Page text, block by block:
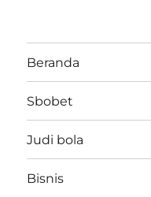
Beranda
Sbobet
Judi bola
Bisnis